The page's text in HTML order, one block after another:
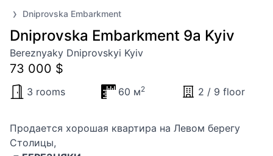
Dniprovska Embarkment
Dniprovska Embarkment 9а Kyiv
Bereznyaky Dniprovskyi Kyiv
73 000 $
3 rooms 60 м2 2 / 9 floor
Продается хорошая квартира на Левом берегу
Столицы,